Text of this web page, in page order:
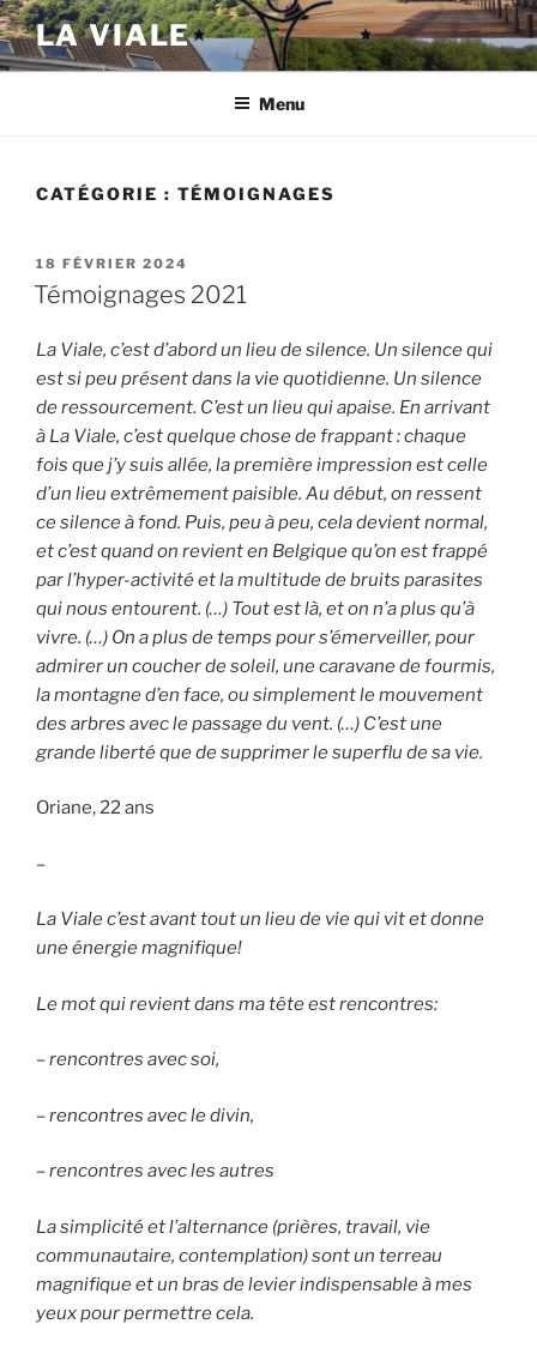
Aller
au
contenu
LA VIALE
Menu
CATÉGORIE : TÉMOIGNAGES
PUBLIÉ
LE
18 FÉVRIER 2024
Témoignages 2021
La Viale, c’est d’abord un lieu de silence. Un silence qui
est si peu présent dans la vie quotidienne. Un silence
de ressourcement. C’est un lieu qui apaise. En arrivant
à La Viale, c’est quelque chose de frappant : chaque
fois que j’y suis allée, la première impression est celle
d’un lieu extrêmement paisible. Au début, on ressent
ce silence à fond. Puis, peu à peu, cela devient normal,
et c’est quand on revient en Belgique qu’on est frappé
par l’hyper-activité et la multitude de bruits parasites
qui nous entourent. (…) Tout est là, et on n’a plus qu’à
vivre. (…) On a plus de temps pour s’émerveiller, pour
admirer un coucher de soleil, une caravane de fourmis,
la montagne d’en face, ou simplement le mouvement
des arbres avec le passage du vent. (…) C’est une
grande liberté que de supprimer le superflu de sa vie.
Oriane, 22 ans
–
La Viale c’est avant tout un lieu de vie qui vit et donne
une énergie magnifique!
Le mot qui revient dans ma tête est rencontres:
– rencontres avec soi,
– rencontres avec le divin,
– rencontres avec les autres
La simplicité et l’alternance (prières, travail, vie
communautaire, contemplation) sont un terreau
magnifique et un bras de levier indispensable à mes
yeux pour permettre cela.